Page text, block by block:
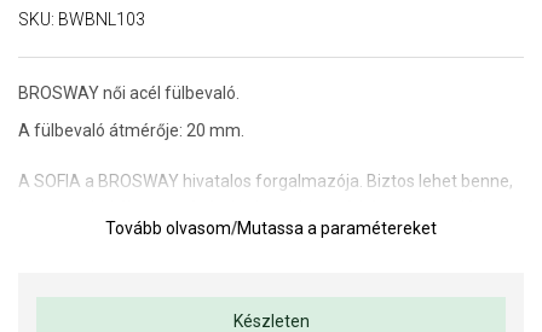
SKU: BWBNL103
BROSWAY női acél fülbevaló.
A fülbevaló átmérője: 20 mm.
A SOFIA a BROSWAY hivatalos forgalmazója. Biztos lehet benne,
Tovább olvasom/Mutassa a paramétereket
Készleten